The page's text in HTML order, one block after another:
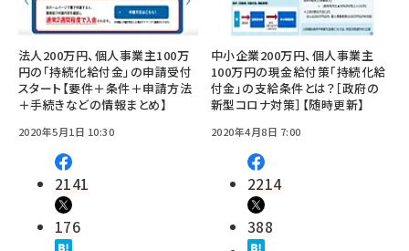
法人200万円、個人事業主100万
円の「持続化給付金」の申請受付
スタート【要件＋条件＋申請方法
＋手続きなどの情報まとめ】
2020年5月1日 10:30
2141
176
中小企業200万円、個人事業主
100万円の現金給付策「持続化給
付金」の支給条件とは？［政府の
新型コロナ対策］【随時更新】
2020年4月8日 7:00
2214
388